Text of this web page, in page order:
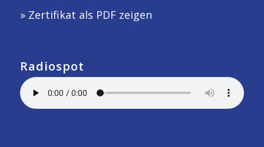
» Zertifikat als PDF zeigen
Radiospot